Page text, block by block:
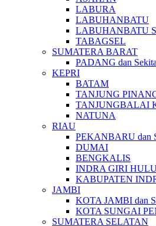
LABURA
LABUHANBATU
LABUHANBATU
TABAGSEL
SUMATERA BARAT
PADANG dan
KEPRI
BATAM
TANJUNG
TANJUNGBALAI
NATUNA
RIAU
PEKANBARU dan
DUMAI
BENGKALIS
INDRA GIRI
KABUPATEN
JAMBI
KOTA JAMBI dan
KOTA SUNGAI
SUMATERA SELATAN